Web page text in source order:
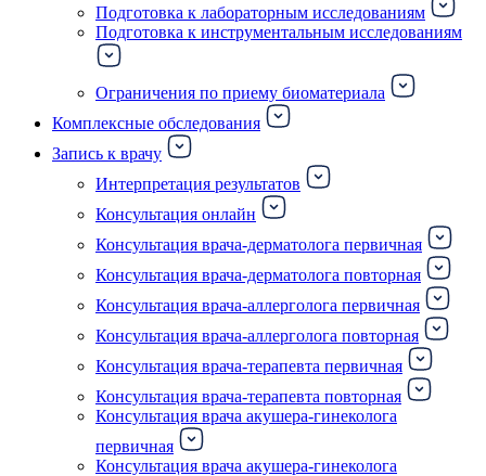
Подготовка к лабораторным исследованиям
Подготовка к инструментальным исследованиям
Ограничения по приему биоматериала
Комплексные обследования
Запись к врачу
Интерпретация результатов
Консультация онлайн
Консультация врача-дерматолога первичная
Консультация врача-дерматолога повторная
Консультация врача-аллерголога первичная
Консультация врача-аллерголога повторная
Консультация врача-терапевта первичная
Консультация врача-терапевта повторная
Консультация врача акушера-гинеколога
первичная
Консультация врача акушера-гинеколога